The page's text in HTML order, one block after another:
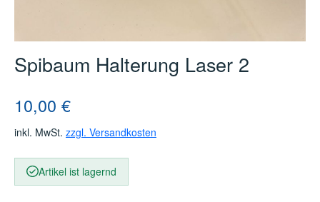
Spibaum Halterung Laser 2
Regulärer Preis:
10,00 €
inkl. MwSt. zzgl. Versandkosten
Artikel ist lagernd